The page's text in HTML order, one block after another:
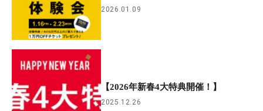
2026.01.09
【2026年新春4大特典開催！】
2025.12.26